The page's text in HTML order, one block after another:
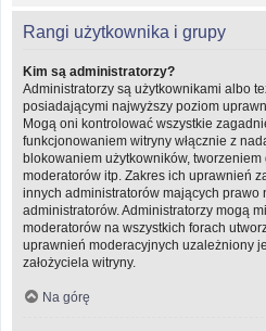
Rangi użytkownika i grupy
Kim są administratorzy?
Administratorzy są użytkownikami albo
posiadającymi najwyższy poziom
Mogą oni kontrolować wszystkie
funkcjonowaniem witryny włącznie z
blokowaniem użytkowników,
moderatorów itp. Zakres ich uprawnień
innych administratorów mających prawo
administratorów. Administratorzy mogą
moderatorów na wszystkich forach
uprawnień moderacyjnych uzależniony
założyciela witryny.
Na górę